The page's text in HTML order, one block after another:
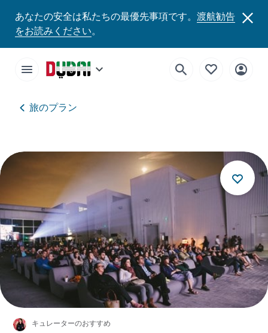
あなたの安全は私たちの最優先事項です。 渡航勧告
をお読みください。
旅のプラン
キュレーターのおすすめ